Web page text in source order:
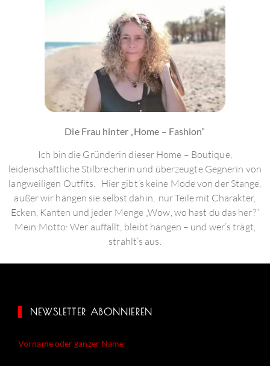
Die Frau hinter „Home – Fashion”
Ich bin die Gründerin dieser Home – Boutique,
leidenschaftliche Stilbrecherin und überzeugte Gegnerin von
langweiligen Outfits. Hier gibt’s keine Mode von der Stange,
außer wir hängen sie selbst dahin, nur Teile mit Charakter,
Ecken, Kanten und jeder Menge „Wow, wo hast du das her?“
Mein Motto: Wer auffällt, bleibt hängen – und wer’s trägt,
strahlt’s aus.
NEWSLETTER ABONNIEREN
Vorname oder ganzer Name